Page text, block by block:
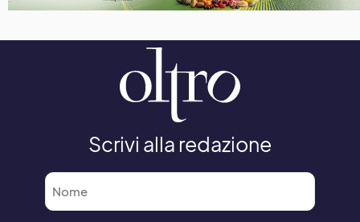
Scrivi alla redazione
Nome